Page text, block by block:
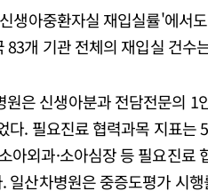
생아중환자실 재입실률'에서
개 기관 전체의 재입실 건수
은 신생아분과 전담전문의 1
다. 필요진료 협력과목 지표는
아외과·소아심장 등 필요진료
일산차병원은 중증도평가 시